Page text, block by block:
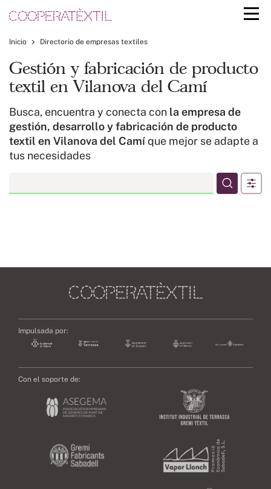
Inicio Directorio de empresas textiles
Gestión y fabricación de producto
textil en Vilanova del Camí
Busca, encuentra y conecta con la empresa de
gestión, desarrollo y fabricación de producto
textil en Vilanova del Camíque mejor se adapte a
tus necesidades
Impulsada por:
Con el soporte de: